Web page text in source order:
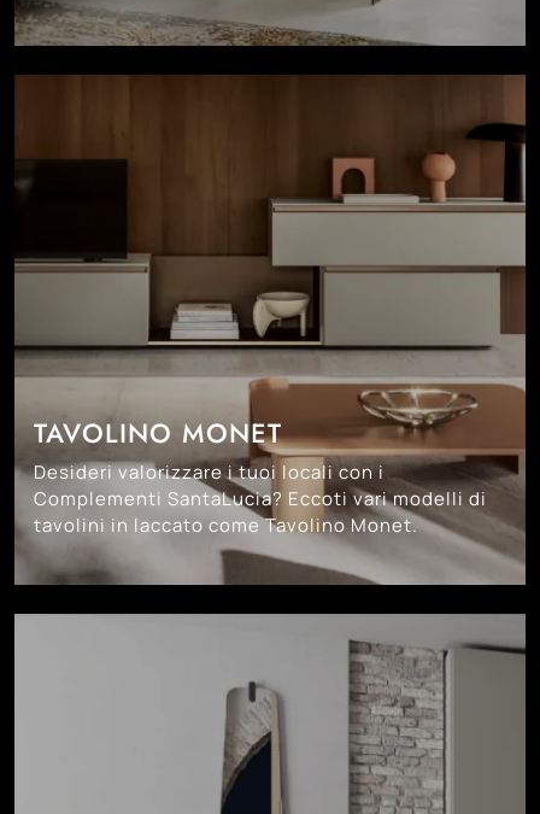
TAVOLINO MONET
Desideri valorizzare i tuoi locali con i
Complementi SantaLucia? Eccoti vari modelli di
tavolini in laccato come Tavolino Monet.